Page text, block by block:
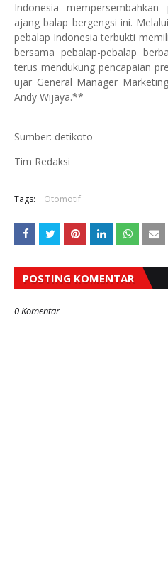
Indonesia
ajang balap bergengsi ini.
pebalap Indonesia terbukti
bersama pebalap-pebalap
terus mendukung pencapaian
ujar General Manager
Andy Wijaya.**
Sumber: detikoto
Tim Redaksi
Tags: Otomotif
POSTING KOMENTAR
0 Komentar